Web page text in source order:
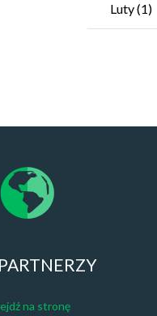
Luty(1)
na stronę